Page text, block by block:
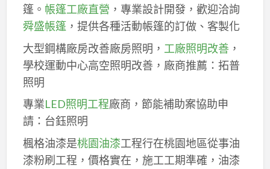
篷。 帳篷工廠直營 ，專業設計開發，歡迎洽詢
舜盛帳篷，提供各種活動帳篷的訂做、客製化
大型鋼構廠房改善廠房照明， 工廠照明改善，
學校運動中心高空照明改善，廠商推薦：拓普
照明
專業LED照明工程廠商，節能補助案協助申
請：台鈺照明
楓格油漆是桃園油漆工程行在桃園地區從事油
漆粉刷工程，價格實在，施工工期準確，油漆